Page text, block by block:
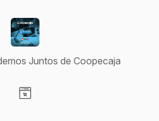
Juntos de Coopecaja